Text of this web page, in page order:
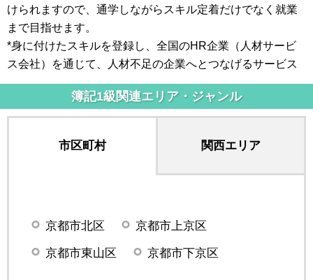
けられますので、通学しながらスキル定着だけでなく就業
まで目指せます。
*身に付けたスキルを登録し、全国のHR企業（人材サービ
ス会社）を通じて、人材不足の企業へとつなげるサービス
簿記1級関連エリア・ジャンル
市区町村
京都市北区 京都市上京区
京都市東山区 京都市下京区
関西エリア